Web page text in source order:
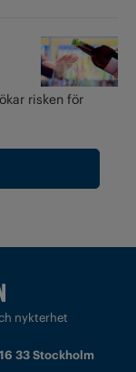
risken för
nykterhet
33 Stockholm